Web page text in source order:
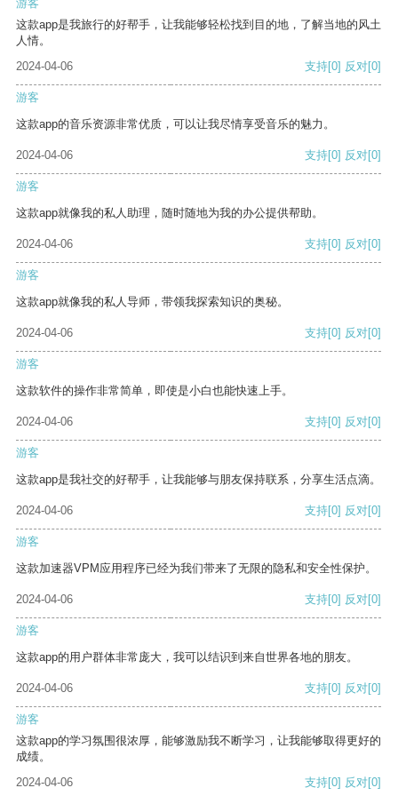
游客
这款app是我旅行的好帮手，让我能够轻松找到目的地，了解当地的风土
人情。
2024-04-06
支持[0] 反对[0]
游客
这款app的音乐资源非常优质，可以让我尽情享受音乐的魅力。
2024-04-06 支持[0] 反对[0]
游客
这款app就像我的私人助理，随时随地为我的办公提供帮助。
2024-04-06 支持[0] 反对[0]
游客
这款app就像我的私人导师，带领我探索知识的奥秘。
2024-04-06 支持[0] 反对[0]
游客
这款软件的操作非常简单，即使是小白也能快速上手。
2024-04-06 支持[0] 反对[0]
游客
这款app是我社交的好帮手，让我能够与朋友保持联系，分享生活点滴。
2024-04-06 支持[0] 反对[0]
游客
这款加速器VPM应用程序已经为我们带来了无限的隐私和安全性保护。
2024-04-06 支持[0] 反对[0]
游客
这款app的用户群体非常庞大，我可以结识到来自世界各地的朋友。
2024-04-06 支持[0] 反对[0]
游客
这款app的学习氛围很浓厚，能够激励我不断学习，让我能够取得更好的
成绩。
2024-04-06
支持[0] 反对[0]